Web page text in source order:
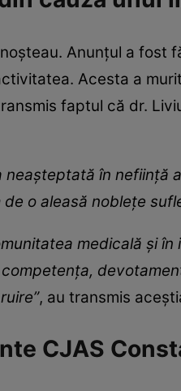
Anunțul a fost
Acesta a
faptul că dr.
în neființă
o aleasă noblețe
medicală și
, au transmis
CJAS